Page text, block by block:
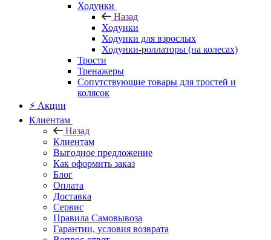
Ходунки
Назад
Ходунки
Ходунки для взрослых
Ходунки-роллаторы (на колесах)
Трости
Тренажеры
Сопутствующие товары для тростей и
колясок
⚡ Акции
Клиентам
Назад
Клиентам
Выгодное предложение
Как оформить заказ
Блог
Оплата
Доставка
Сервис
Правила Самовывоза
Гарантии, условия возврата